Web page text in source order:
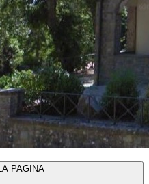
PAGINA